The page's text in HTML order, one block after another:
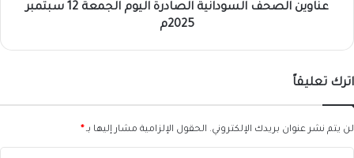
عناوين الصحف السودانية الصادرة اليوم الجمعة 12 سبتمبر
2025م
اترك تعليقاً
لن يتم نشر عنوان بريدك الإلكتروني. الحقول الإلزامية مشار إليها بـ*